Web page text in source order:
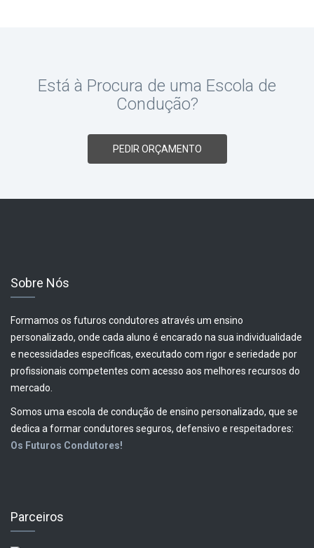
Está à Procura de uma Escola de
Condução?
PEDIR ORÇAMENTO
Sobre Nós
Formamos os futuros condutores através um ensino
personalizado, onde cada aluno é encarado na sua individualidade
e necessidades específicas, executado com rigor e seriedade por
profissionais competentes com acesso aos melhores recursos do
mercado.
Somos uma escola de condução de ensino personalizado, que se
dedica a formar condutores seguros, defensivo e respeitadores:
Os Futuros Condutores!
Parceiros